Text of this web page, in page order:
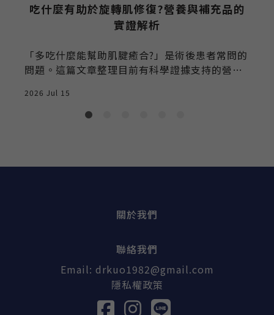
吃什麼有助於旋轉肌修復?營養與補充品的
實證解析
「多吃什麼能幫助肌腱癒合?」是術後患者常問的
問題。這篇文章整理目前有科學證據支持的營養
2026 Jul 15
關於我們
聯絡我們
Email: drkuo1982@gmail.com
隱私權政策